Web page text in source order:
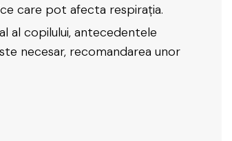
care pot afecta respirația.
al copilului, antecedentele
necesar, recomandarea unor